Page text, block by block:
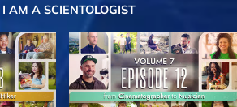
AM A SCIENTOLOGIST